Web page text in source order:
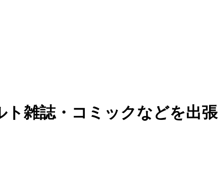
雑誌・コミックなどを出張